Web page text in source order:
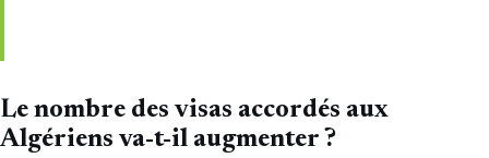
Le nombre des visas accordés aux
Algériens va-t-il augmenter ?